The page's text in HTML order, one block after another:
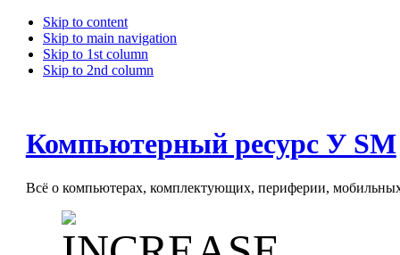
Skip to content
Skip to main navigation
Skip to 1st column
Skip to 2nd column
Компьютерный ресурс У SM
Всё о компьютерах, комплектующих, периферии, мобильных